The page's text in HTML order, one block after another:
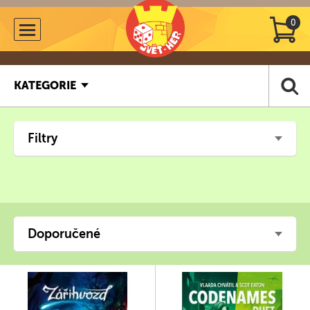
0
KATEGORIE
Filtry
Doporučené